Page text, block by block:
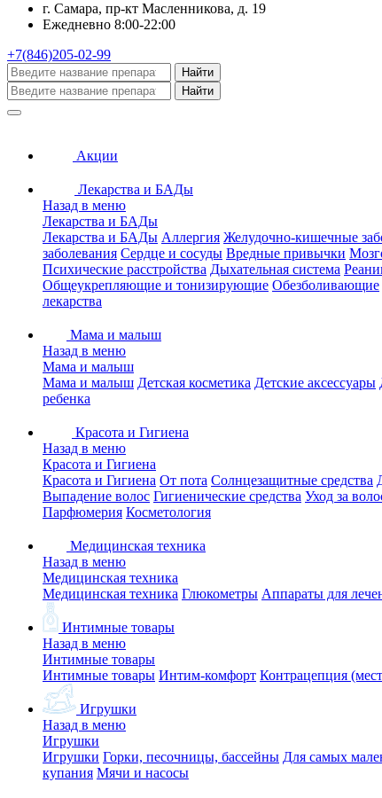
г. Самара, пр-кт Масленникова, д. 19
Ежедневно 8:00-22:00
+7(846)205-02-99
Найти
Найти
Акции
Лекарства и БАДы
Назад в меню
Лекарства и БАДы
Лекарства и БАДы Аллергия Желудочно-кишечные
заболевания Сердце и сосуды Вредные привычки
Психические расстройства Дыхательная система
Общеукрепляющие и тонизирующие Обезболивающие
лекарства
Мама и малыш
Назад в меню
Мама и малыш
Мама и малыш Детская косметика Детские аксессуары
ребенка
Красота и Гигиена
Назад в меню
Красота и Гигиена
Красота и Гигиена От пота Солнцезащитные средства
Выпадение волос Гигиенические средства Уход за
Парфюмерия Косметология
Медицинская техника
Назад в меню
Медицинская техника
Медицинская техника Глюкометры Аппараты для
Интимные товары
Назад в меню
Интимные товары
Интимные товары Интим-комфорт Контрацепция
Игрушки
Назад в меню
Игрушки
Игрушки Горки, песочницы, бассейны Для самых
купания Мячи и насосы